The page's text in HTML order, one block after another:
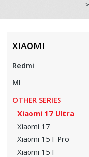
XIAOMI
Redmi
MI
OTHER SERIES
Xiaomi 17 Ultra
Xiaomi 17
Xiaomi 15T Pro
Xiaomi 15T